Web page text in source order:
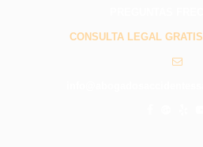
CONSULTA LEGAL GRATIS